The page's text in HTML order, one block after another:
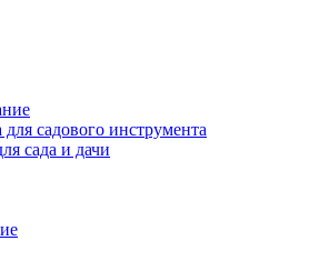
садового инструмента
сада и дачи